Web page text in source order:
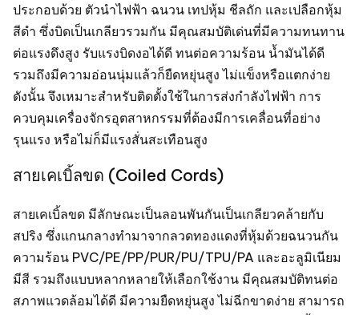
ประกอบด้วย ตัวนำไฟฟ้า ฉนวน เทปหุ้ม ชีลถัก และเปลือกหุ้ม
สีดำ ซึ่งบิดเป็นเกลียวรวมกัน มีคุณสมบัติเด่นที่มีความทนทาน
ต่อแรงดึงสูง รับแรงบิดงอได้ดี ทนต่อความร้อน น้ำมันได้ดี
รวมถึงมีความอ่อนนุ่มแล้วก็ยืดหยุ่นสูง ไม่แข็งหรือแตกง่าย
ดังนั้น จึงเหมาะสำหรับติดตั้งใช้ในการส่งกำลังไฟฟ้า การ
ควบคุมเครื่องจักรอุตสาหกรรมที่ต้องมีการเคลื่อนที่อย่าง
รุนแรง หรือไม่ก็มีแรงสั่นสะเทือนสูง
สายเคเบิ้ลขด (Coiled Cords)
สายเคเบิ้ลขด มีลักษณะเป็นลอนพันกันเป็นเกลียวคล้ายกับ
สปริง ซึ่งแกนกลางทำมาจากลวดทองแดงที่หุ้มด้วยฉนวนกัน
ความร้อน PVC/PE/PP/PUR/PU/TPU/PA และอะลูมิเนียม
มีสี รวมถึงแบบหลากหลายให้เลือกใช้งาน มีคุณสมบัติทนต่อ
สภาพแวดล้อมได้ดี มีความยืดหยุ่นสูง ไม่ฉีกขาดง่าย สามารถ